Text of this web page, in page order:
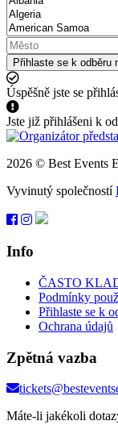
Přihlaste se k odběru
Úspěšně jste se
Jste již přihlášeni k
2026 © Best Events
Vyvinutý společností
Info
ČASTO
Podmínky
Přihlaste se k
Ochrana údajů
Zpětná vazba
Máte-li jakékoli